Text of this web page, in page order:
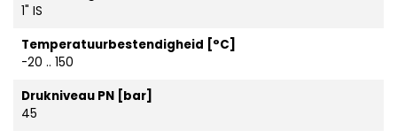
1" IS
Temperatuurbestendigheid [°C]
-20 .. 150
Drukniveau PN [bar]
45